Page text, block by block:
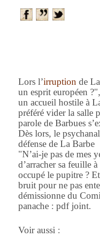
Lors l’irruption de
un esprit européen
un accueil hostile à
préféré vider la salle
parole de Barbues
Dès lors, le
défense de La Barbe
"N’ai-je pas de mes
d’arracher sa feuille
occupé le pupitre ?
bruit pour ne pas
démissionne du
panache : pdf joint.
Voir aussi :